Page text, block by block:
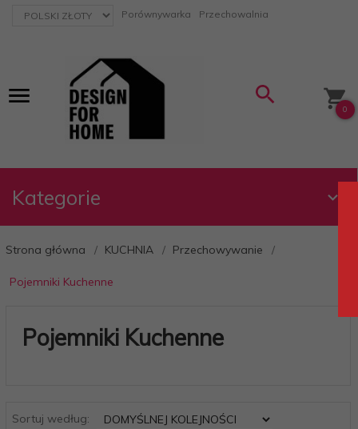
currency_h Porównywarka Przechowalnia
0
Kategorie
Strona główna KUCHNIA Przechowywanie
Pojemniki Kuchenne
Pojemniki Kuchenne
Sortuj według:
sort